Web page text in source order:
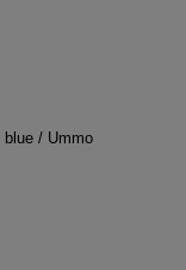
blue / Ummo